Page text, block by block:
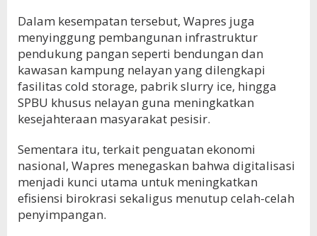
Dalam kesempatan tersebut, Wapres juga
menyinggung pembangunan infrastruktur
pendukung pangan seperti bendungan dan
kawasan kampung nelayan yang dilengkapi
fasilitas cold storage, pabrik slurry ice, hingga
SPBU khusus nelayan guna meningkatkan
kesejahteraan masyarakat pesisir.
Sementara itu, terkait penguatan ekonomi
nasional, Wapres menegaskan bahwa digitalisasi
menjadi kunci utama untuk meningkatkan
efisiensi birokrasi sekaligus menutup celah-celah
penyimpangan.